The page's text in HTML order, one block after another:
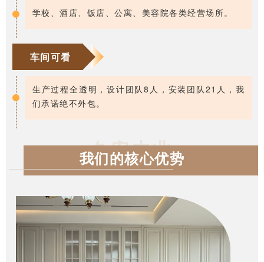
学校、酒店、饭店、公寓、美容院各类经营场所。
车间可看
生产过程全透明，设计团队8人，安装团队21人，我
们承诺绝不外包。
久安木业
我们的核心优势